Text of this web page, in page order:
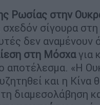
Ρωσίας στην
σχεδόν σίγουρα
δεν αναμένουν
στη Μόσχαγια
αποτέλεσμα. «Η
και η Κίνα
διαμεσολάβηση